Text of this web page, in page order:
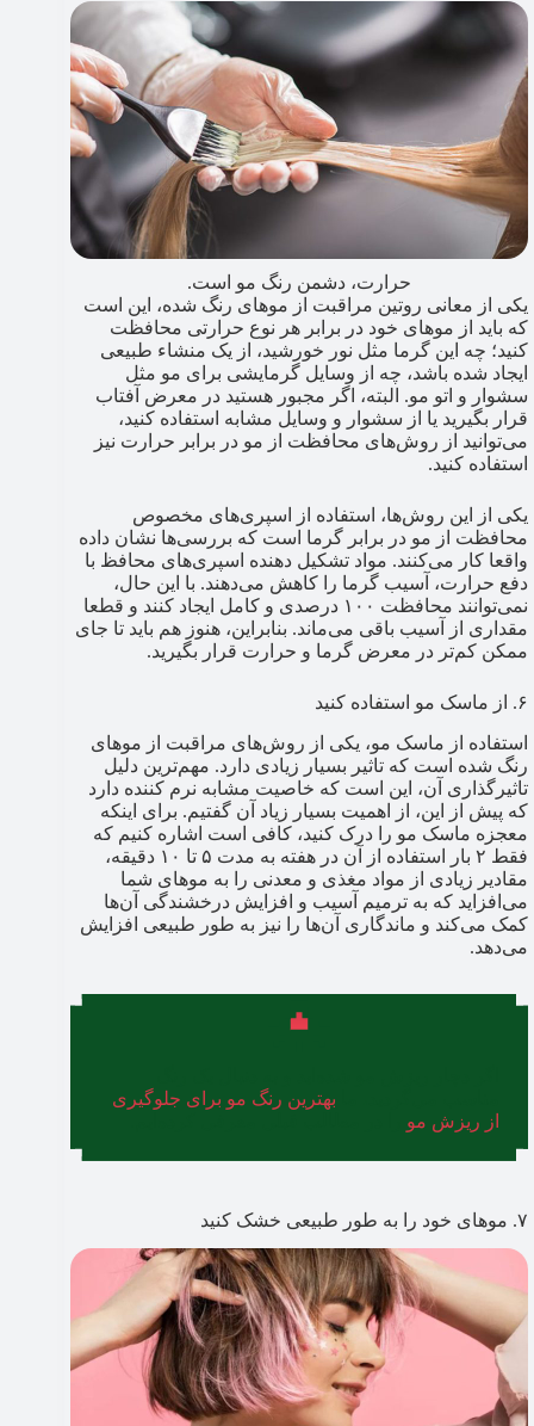
حرارت، دشمن رنگ مو است.
یکی از معانی روتین مراقبت از موهای رنگ شده، این است
که باید از موهای خود در برابر هر نوع حرارتی محافظت
کنید؛ چه این گرما مثل نور خورشید، از یک منشاء طبیعی
ایجاد شده باشد، چه از وسایل گرمایشی برای مو مثل
سشوار و اتو مو. البته، اگر مجبور هستید در معرض آفتاب
قرار بگیرید یا از سشوار و وسایل مشابه استفاده کنید،
می‌توانید از روش‌های محافظت از مو در برابر حرارت نیز
استفاده کنید.
یکی از این روش‌ها، استفاده از اسپری‌های مخصوص
محافظت از مو در برابر گرما است که بررسی‌ها نشان داده
واقعا کار می‌کنند. مواد تشکیل دهنده اسپری‌های محافظ با
دفع حرارت، آسیب گرما را کاهش می‌دهند. با این حال،
نمی‌توانند محافظت ۱۰۰ درصدی و کامل ایجاد کنند و قطعا
مقداری از آسیب باقی می‌ماند. بنابراین، هنوز هم باید تا جای
ممکن کم‌تر در معرض گرما و حرارت قرار بگیرید.
۶. از ماسک مو استفاده کنید
استفاده از ماسک مو، یکی از روش‌های مراقبت از موهای
رنگ شده است که تاثیر بسیار زیادی دارد. مهم‌ترین دلیل
تاثیرگذاری آن، این است که خاصیت مشابه نرم کننده دارد
که پیش از این، از اهمیت بسیار زیاد آن گفتیم. برای اینکه
معجزه ماسک مو را درک کنید، کافی است اشاره کنیم که
فقط ۲ بار استفاده از آن در هفته به مدت ۵ تا ۱۰ دقیقه،
مقادیر زیادی از مواد مغذی و معدنی را به موهای شما
می‌افزاید که به ترمیم آسیب و افزایش درخشندگی آن‌ها
کمک می‌کند و ماندگاری آن‌ها را نیز به طور طبیعی افزایش
می‌دهد.
بهترین رنگ مو برای جلوگیری
از ریزش مو
۷. موهای خود را به طور طبیعی خشک کنید